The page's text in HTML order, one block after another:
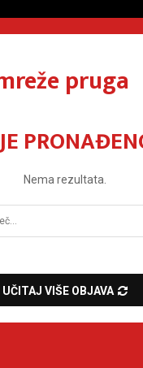
pruga
Nema rezultata.
UČITAJ VIŠE OBJAVA